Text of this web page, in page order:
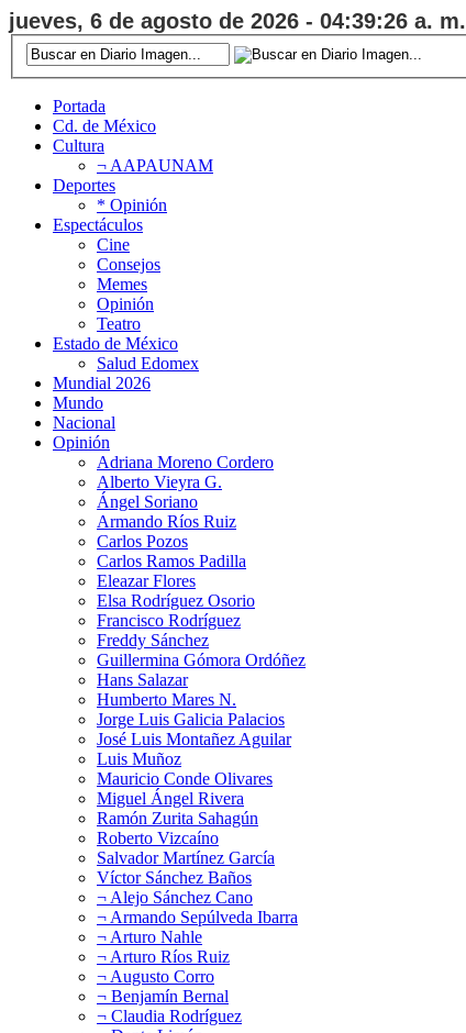
jueves, 6 de agosto de 2026 - 04:39:27 a. m.
Portada
Cd. de México
Cultura
¬ AAPAUNAM
Deportes
* Opinión
Espectáculos
Cine
Consejos
Memes
Opinión
Teatro
Estado de México
Salud Edomex
Mundial 2026
Mundo
Nacional
Opinión
Adriana Moreno Cordero
Alberto Vieyra G.
Ángel Soriano
Armando Ríos Ruiz
Carlos Pozos
Carlos Ramos Padilla
Eleazar Flores
Elsa Rodríguez Osorio
Francisco Rodríguez
Freddy Sánchez
Guillermina Gómora Ordóñez
Hans Salazar
Humberto Mares N.
Jorge Luis Galicia Palacios
José Luis Montañez Aguilar
Luis Muñoz
Mauricio Conde Olivares
Miguel Ángel Rivera
Ramón Zurita Sahagún
Roberto Vizcaíno
Salvador Martínez García
Víctor Sánchez Baños
¬ Alejo Sánchez Cano
¬ Armando Sepúlveda Ibarra
¬ Arturo Nahle
¬ Arturo Ríos Ruiz
¬ Augusto Corro
¬ Benjamín Bernal
¬ Claudia Rodríguez